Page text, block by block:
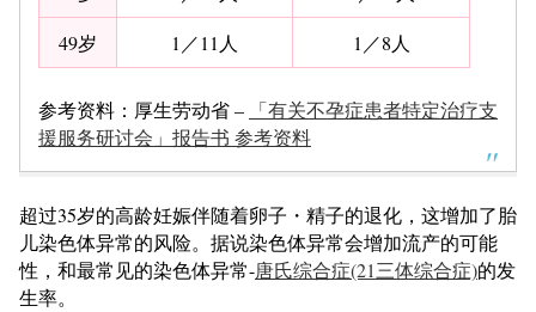
49岁
1／11人 1／8人
参考资料：厚生劳动省 –
「有关不孕症患者特定治疗支
援服务研讨会」报告书 参考资料
超过35岁的高龄妊娠伴随着卵子・精子的退化，这增加了胎
儿染色体异常的风险。据说染色体异常会增加流产的可能
性，和最常见的染色体异常-唐氏综合症(21三体综合症)的发
生率。